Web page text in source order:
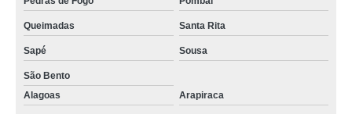
Queimadas Santa Rita
Sapé Sousa
São Bento
Alagoas
Arapiraca